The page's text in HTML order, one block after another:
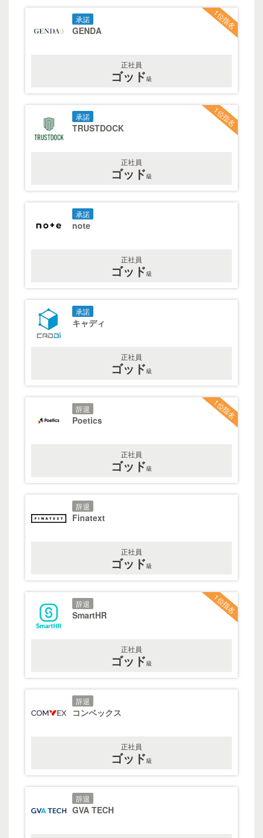
1位指名
承諾
GENDA
正社員
ゴッド級
1位指名
承諾
TRUSTDOCK
正社員
ゴッド級
承諾
note
正社員
ゴッド級
承諾
キャディ
正社員
ゴッド級
1位指名
辞退
Poetics
正社員
ゴッド級
辞退
Finatext
正社員
ゴッド級
1位指名
辞退
SmartHR
正社員
ゴッド級
辞退
コンベックス
正社員
ゴッド級
辞退
GVA TECH